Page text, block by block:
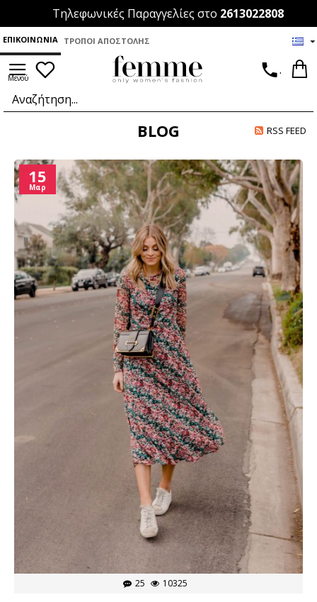
Τηλεφωνικές Παραγγελίες στο 2613022808
ΕΠΙΚΟΙΝΩΝΊΑ ΤΡΌΠΟΙ ΑΠΟΣΤΟΛΉΣ
.
BLOG RSS FEED
15
Μαρ
25 10325